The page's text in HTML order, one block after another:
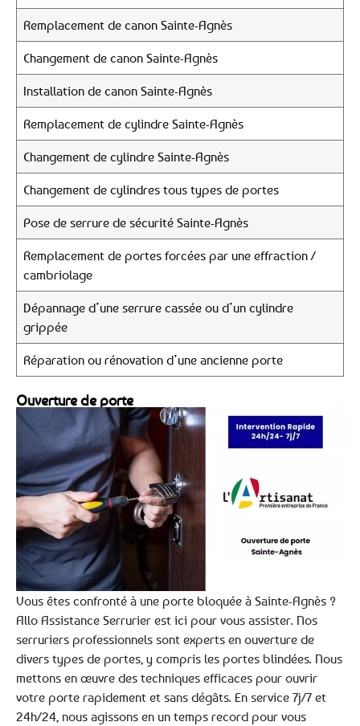
Remplacement de canon Sainte-Agnès
Changement de canon Sainte-Agnès
Installation de canon Sainte-Agnès
Remplacement de cylindre Sainte-Agnès
Changement de cylindre Sainte-Agnès
Changement de cylindres tous types de portes
Pose de serrure de sécurité Sainte-Agnès
Remplacement de portes forcées par une effraction /
cambriolage
Dépannage d’une serrure cassée ou d’un cylindre
grippée
Réparation ou rénovation d’une ancienne porte
Ouverture de porte
Vous êtes confronté à une porte bloquée à Sainte-Agnès ?
Allo Assistance Serrurier est ici pour vous assister. Nos
serruriers professionnels sont experts en ouverture de
divers types de portes, y compris les portes blindées. Nous
mettons en œuvre des techniques efficaces pour ouvrir
votre porte rapidement et sans dégâts. En service 7j/7 et
24h/24, nous agissons en un temps record pour vous